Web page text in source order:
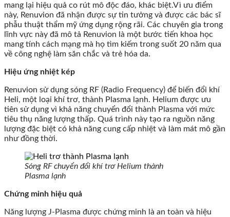
mang lại hiệu quả co rút mô độc đáo, khác biệt.Vì ưu điểm
này, Renuvion đã nhận được sự tin tưởng và được các bác sĩ
phẫu thuật thẩm mỹ ứng dụng rộng rãi. Các chuyên gia trong
lĩnh vực này đã mô tả Renuvion là một bước tiến khoa học
mang tính cách mạng mà họ tìm kiếm trong suốt 20 năm qua
về công nghệ làm săn chắc và trẻ hóa da.
Hiệu ứng nhiệt kép
Renuvion sử dụng sóng RF (Radio Frequency) để biến đổi khí
Heli, một loại khí trơ, thành Plasma lạnh. Helium được ưu
tiên sử dụng vì khả năng chuyển đổi thành Plasma với mức
tiêu thụ năng lượng thấp. Quá trình này tạo ra nguồn năng
lượng đặc biệt có khả năng cung cấp nhiệt và làm mát mô gần
như đồng thời.
Sóng RF chuyển đổi khí trơ Helium thành
Plasma lạnh
Chứng minh hiệu quả
Năng lượng J-Plasma được chứng minh là an toàn và hiệu